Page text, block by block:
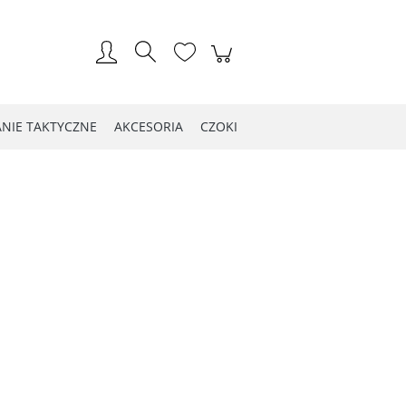
TAKTYCZNE AKCESORIA CZOKI